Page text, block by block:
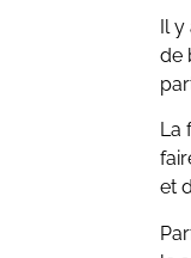
Il y
de
La
et